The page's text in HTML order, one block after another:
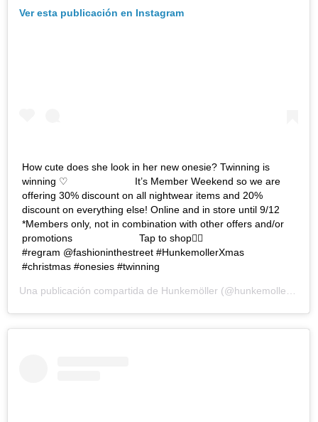
Ver esta publicación en Instagram
How cute does she look in her new onesie? Twinning is
winning ♡ ⠀⠀⠀⠀⠀⠀⠀⠀⠀ It’s Member Weekend so we are
offering 30% discount on all nightwear items and 20%
discount on everything else! Online and in store ‪until 9/12‬
*Members only, not in combination with other offers and/or
promotions ⠀⠀⠀⠀⠀⠀⠀⠀⠀ Tap to shop👆🏼 ⠀⠀⠀⠀⠀⠀⠀⠀⠀
#regram @fashioninthestreet #HunkemollerXmas
#christmas #onesies #twinning
Una publicación compartida de Hunkemöller (@hunkemoller) el